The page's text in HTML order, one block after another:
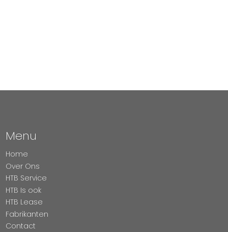
Menu
Home
Over Ons
HTB Service
HTB Is ook
HTB Lease
Fabrikanten
Contact